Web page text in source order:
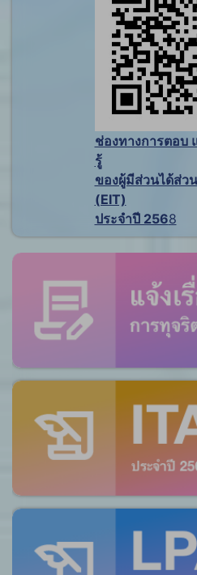
ช่องทางการตอบ
รู้
ของผู้มีส่วนได้ส่ว
(EIT)
ประจำปี 2568